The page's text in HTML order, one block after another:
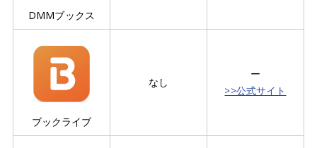
DMMブックス
ブックライブ
なし
ー
>>公式サイト